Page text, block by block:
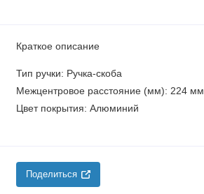
Краткое описание
Тип ручки: Ручка-скоба
Межцентровое расстояние (мм): 224 мм
Цвет покрытия: Алюминий
Поделиться